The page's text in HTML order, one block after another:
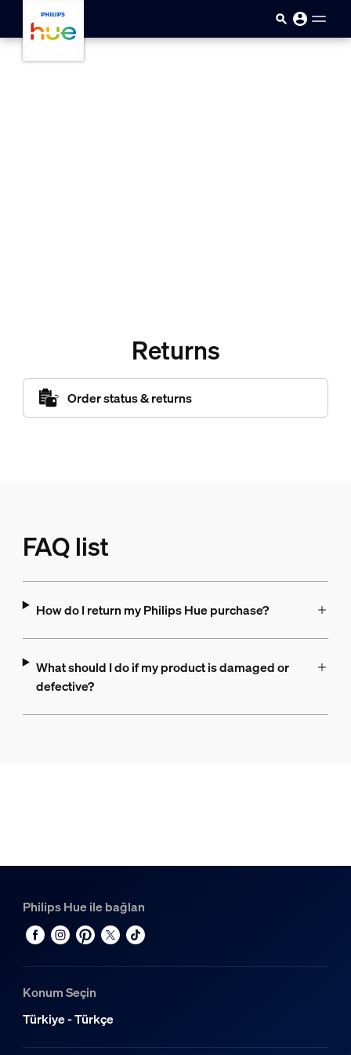
Returns
Order status & returns
FAQ list
How do I return my Philips Hue purchase?
What should I do if my product is damaged or
defective?
Philips Hue ile bağlan
Konum Seçin
Türkiye - Türkçe